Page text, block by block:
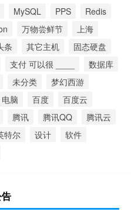
MySQL PPS
Redis
万物尝鲜节
上海
条 其它主机
固态硬盘
支付 可以很 ____
数据库
未分类
梦幻西游
电脑 百度
百度云
腾讯 腾讯QQ
腾讯云
特尔 设计
软件